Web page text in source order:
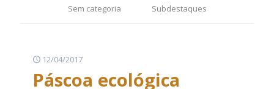
Sem categoria Subdestaques
12/04/2017
Páscoa ecológica